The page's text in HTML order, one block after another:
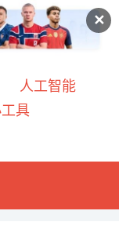
✕
人工智能
具